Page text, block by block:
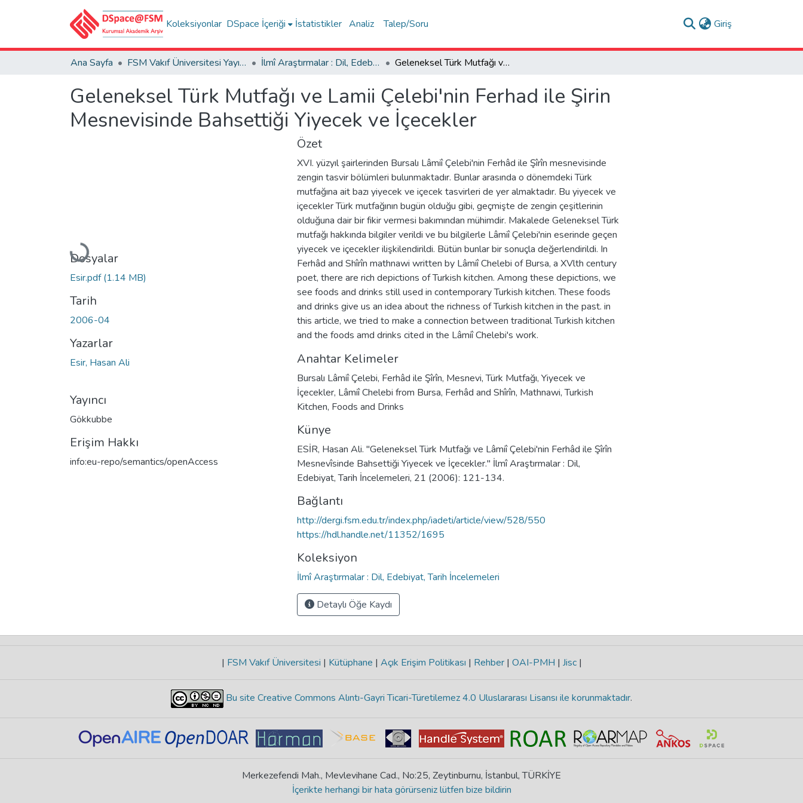
Koleksiyonlar DSpace İçeriği İstatistikler Analiz Talep/Soru Giriş
Ana Sayfa FSM Vakıf Üniversitesi Yayınları / Publications of FSM Vakif University İlmî Araştırmalar : Dil, Edebiyat, Tarih İncelemeleri Geleneksel Türk Mutfağı ve Lamii Çelebi'nin Ferhad ile Şirin Mesnevisinde Bahsettiği Yiyecek ve İçecekler
Geleneksel Türk Mutfağı ve Lamii Çelebi'nin Ferhad ile Şirin
Mesnevisinde Bahsettiği Yiyecek ve İçecekler
Yükleniyor...
Dosyalar
Esir.pdf(1.14 MB)
Tarih
2006-04
Yazarlar
Esir, Hasan Ali
Yayıncı
Gökkubbe
Erişim Hakkı
info:eu-repo/semantics/openAccess
Özet
XVI. yüzyıl şairlerinden Bursalı Lâmiî Çelebi'nin Ferhâd ile Şîrîn mesnevisinde
zengin tasvir bölümleri bulunmaktadır. Bunlar arasında o dönemdeki Türk
mutfağına ait bazı yiyecek ve içecek tasvirleri de yer almaktadır. Bu yiyecek ve
içecekler Türk mutfağının bugün olduğu gibi, geçmişte de zengin çeşitlerinin
olduğuna dair bir fikir vermesi bakımından mühimdir. Makalede Geleneksel Türk
mutfağı hakkında bilgiler verildi ve bu bilgilerle Lâmiî Çelebi'nin eserinde geçen
yiyecek ve içecekler ilişkilendirildi. Bütün bunlar bir sonuçla değerlendirildi. In
Ferhâd and Shîrîn mathnawi written by Lâmiî Chelebi of Bursa, a XVlth century
poet, there are rich depictions of Turkish kitchen. Among these depictions, we
see foods and drinks still used in contemporary Turkish kitchen. These foods
and drinks give us an idea about the richness of Turkish kitchen in the past. in
this article, we tried to make a connection between traditional Turkish kitchen
and the foods amd drinks cited in the Lâmiî Chelebi's work.
Anahtar Kelimeler
Bursalı Lâmiî Çelebi, Ferhâd ile Şîrîn, Mesnevi,Türk Mutfağı, Yiyecek ve
İçecekler, Lâmiî Chelebi from Bursa, Ferhâd and Shîrîn, Mathnawi,Turkish
Kitchen, Foods and Drinks
Künye
ESİR, Hasan Ali. "Geleneksel Türk Mutfağı ve Lâmiî Çelebi'nin Ferhâd ile Şîrîn
Mesnevîsinde Bahsettiği Yiyecek ve İçecekler." İlmî Araştırmalar : Dil,
Edebiyat, Tarih İncelemeleri, 21 (2006): 121-134.
Bağlantı
http://dergi.fsm.edu.tr/index.php/iadeti/article/view/528/550
https://hdl.handle.net/11352/1695
Koleksiyon
İlmî Araştırmalar : Dil, Edebiyat, Tarih İncelemeleri
Detaylı Öğe Kaydı
| FSM Vakıf Üniversitesi | Kütüphane | Açık Erişim Politikası | Rehber | OAI-PMH | Jisc |
Bu site Creative Commons Alıntı-Gayri Ticari-Türetilemez 4.0 Uluslararası Lisansı ile korunmaktadır.
Merkezefendi Mah., Mevlevihane Cad., No:25, Zeytinburnu, İstanbul, TÜRKİYE
İçerikte herhangi bir hata görürseniz lütfen bize bildirin